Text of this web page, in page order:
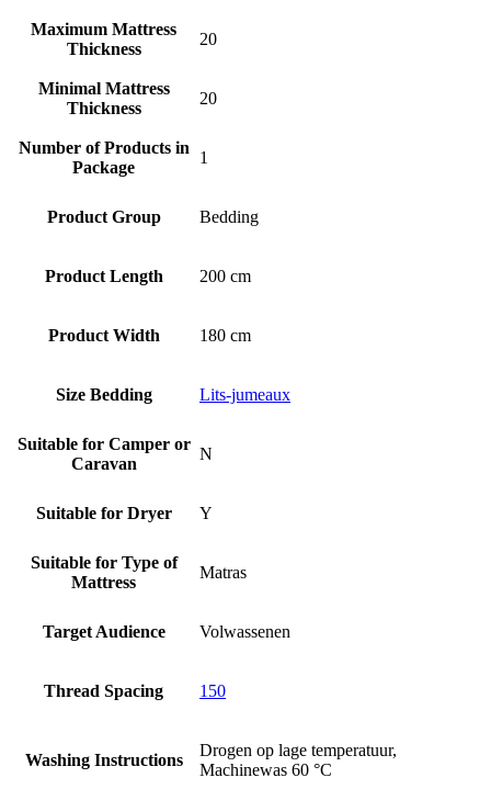
Maximum Mattress
Thickness
20
Minimal Mattress
Thickness
20
Number of Products in
Package
1
Product Group Bedding
Product Length 200 cm
Product Width 180 cm
Size Bedding Lits-jumeaux
Suitable for Camper or
Caravan
N
Suitable for Dryer Y
Suitable for Type of
Mattress
Matras
Target Audience Volwassenen
Thread Spacing 150
Washing Instructions
Drogen op lage temperatuur,
Machinewas 60 °C